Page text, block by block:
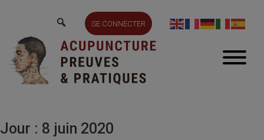
SE CONNECTER
Jour : 8 juin 2020